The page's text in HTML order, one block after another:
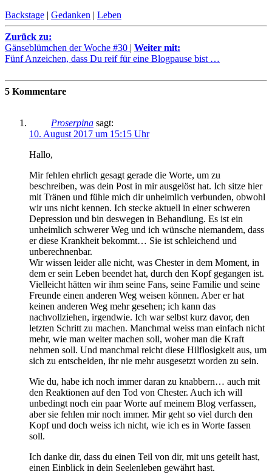
Backstage | Gedanken | Leben
Zurück zu:
Gänseblümchen der Woche #30 | Weiter mit:
Fünf Anzeichen, dass Du reif für eine Blogpause bist …
5 Kommentare
Proserpina sagt:
10. August 2017 um 15:15 Uhr
Hallo,
Mir fehlen ehrlich gesagt gerade die Worte, um zu
beschreiben, was dein Post in mir ausgelöst hat. Ich sitze hier
mit Tränen und fühle mich dir unheimlich verbunden, obwohl
wir uns nicht kennen. Ich stecke aktuell in einer schweren
Depression und bin deswegen in Behandlung. Es ist ein
unheimlich schwerer Weg und ich wünsche niemandem, dass
er diese Krankheit bekommt… Sie ist schleichend und
unberechnenbar.
Wir wissen leider alle nicht, was Chester in dem Moment, in
dem er sein Leben beendet hat, durch den Kopf gegangen ist.
Vielleicht hätten wir ihm seine Fans, seine Familie und seine
Freunde einen anderen Weg weisen können. Aber er hat
keinen anderen Weg mehr gesehen; ich kann das
nachvollziehen, irgendwie. Ich war selbst kurz davor, den
letzten Schritt zu machen. Manchmal weiss man einfach nicht
mehr, wie man weiter machen soll, woher man die Kraft
nehmen soll. Und manchmal reicht diese Hilflosigkeit aus, um
sich zu entscheiden, ihr nie mehr ausgesetzt worden zu sein.
Wie du, habe ich noch immer daran zu knabbern… auch mit
den Reaktionen auf den Tod von Chester. Auch ich will
unbedingt noch ein paar Worte auf meinem Blog verfassen,
aber sie fehlen mir noch immer. Mir geht so viel durch den
Kopf und doch weiss ich nicht, wie ich es in Worte fassen
soll.
Ich danke dir, dass du einen Teil von dir, mit uns geteilt hast,
einen Einblick in dein Seelenleben gewährt hast.